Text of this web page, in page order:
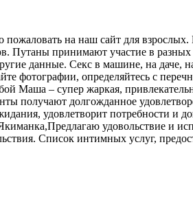
пожаловать на наш сайт для
Путаны принимают участие в
данные. Секс в машине, на даче,
фотографии, определяйтесь с
Маша – супер жаркая,
получают долгожданное
удовлетворит потребности и
удовольствие и
Список интимных услуг,